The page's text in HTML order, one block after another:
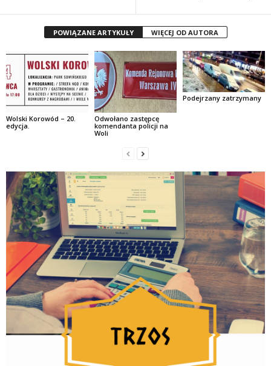
POWIĄZANE ARTYKUŁY WIĘCEJ OD AUTORA
Wolski Korowód – 20.
edycja.
Odwołano zastępcę
komendanta policji na
Woli
Podejrzany zatrzymany